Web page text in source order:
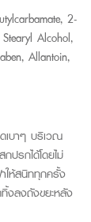
2-
Alcohol,
Allantoin,
เบาๆ บริเวณ
ปรกได้โดยไม่
ให้สนิททุกครั้ง
งลงถังขยะหลัง